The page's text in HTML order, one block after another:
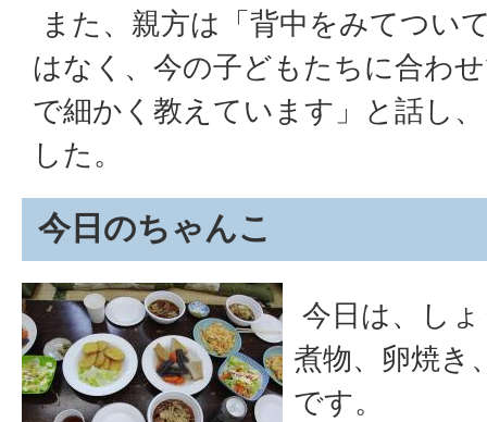
また、親方は「背中をみてつい
はなく、今の子どもたちに合わ
で細かく教えています」と話し
した。
今日のちゃんこ
今日は、し
煮物、卵焼き
です。